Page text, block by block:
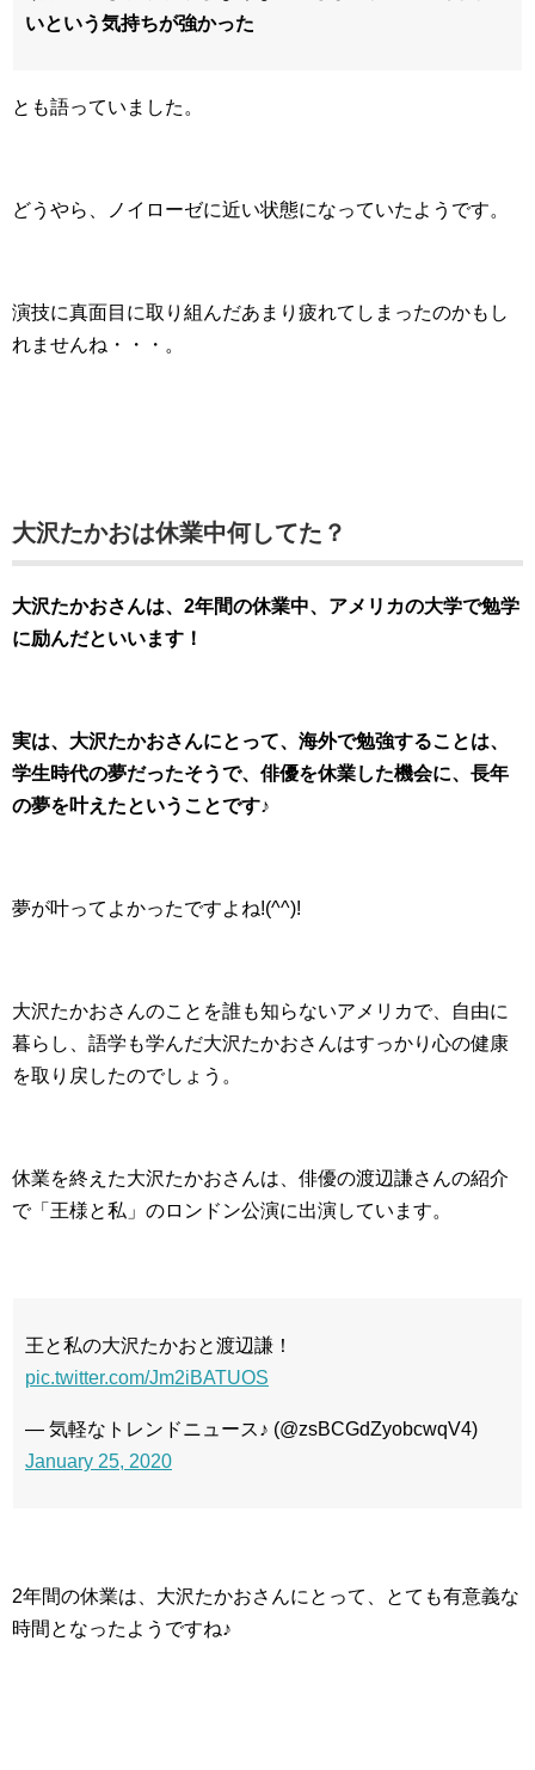
いという気持ちが強かった
とも語っていました。
どうやら、ノイローゼに近い状態になっていたようです。
演技に真面目に取り組んだあまり疲れてしまったのかもし
れませんね・・・。
大沢たかおは休業中何してた？
大沢たかおさんは、2年間の休業中、アメリカの大学で勉学
に励んだといいます！
実は、大沢たかおさんにとって、海外で勉強することは、
学生時代の夢だったそうで、俳優を休業した機会に、長年
の夢を叶えたということです♪
夢が叶ってよかったですよね!(^^)!
大沢たかおさんのことを誰も知らないアメリカで、自由に
暮らし、語学も学んだ大沢たかおさんはすっかり心の健康
を取り戻したのでしょう。
休業を終えた大沢たかおさんは、俳優の渡辺謙さんの紹介
で「王様と私」のロンドン公演に出演しています。
王と私の大沢たかおと渡辺謙！
pic.twitter.com/Jm2iBATUOS
— 気軽なトレンドニュース♪ (@zsBCGdZyobcwqV4)
January 25, 2020
2年間の休業は、大沢たかおさんにとって、とても有意義な
時間となったようですね♪